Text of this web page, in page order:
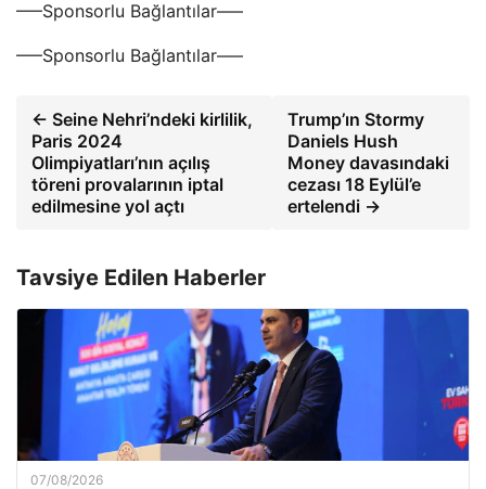
—–Sponsorlu Bağlantılar—–
—–Sponsorlu Bağlantılar—–
← Seine Nehri’ndeki kirlilik,
Paris 2024
Olimpiyatları’nın açılış
töreni provalarının iptal
edilmesine yol açtı
Trump’ın Stormy
Daniels Hush
Money davasındaki
cezası 18 Eylül’e
ertelendi →
Tavsiye Edilen Haberler
07/08/2026